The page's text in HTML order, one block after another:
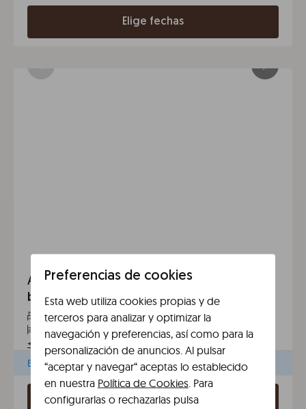
Elige fechas
Apartamento de dos dormitorios con
balcón en Barcelona Sant Antoni
2 habitaciones Máx. 6 personas 2 baños
2 camas dobles y 1 sofa cama
+
Todas las comodidades
Elige fechas para ver precios y disponibilidad
Elige fechas
Preferencias de cookies
Esta web utiliza cookies propias y de
terceros para analizar y optimizar la
navegación y preferencias, así como para la
personalización de anuncios. Al pulsar
“aceptar y navegar“ aceptas lo establecido
en nuestra Política de Cookies. Para
configurarlas o rechazarlas pulsa